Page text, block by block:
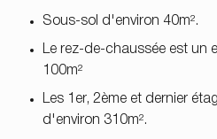
Sous-sol d'environ 40m².
Le rez-de-chaussée est un
100m²
Les 1er, 2ème et dernier
d'environ 310m².